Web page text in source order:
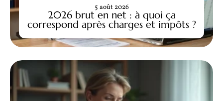
2026 brut en net : à quoi ça
correspond après charges et impôts ?
5 août 2026